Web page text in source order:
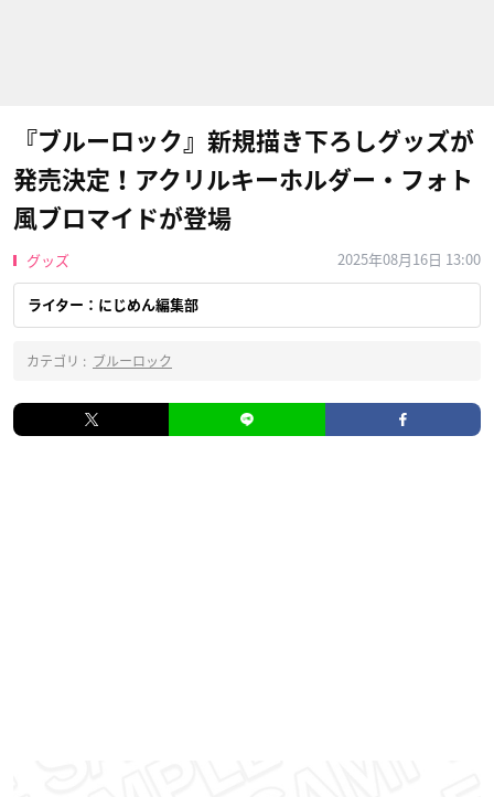
『ブルーロック』新規描き下ろしグッズが
発売決定！アクリルキーホルダー・フォト
風ブロマイドが登場
グッズ 2025年08月16日 13:00
ライター：にじめん編集部
カテゴリ : ブルーロック